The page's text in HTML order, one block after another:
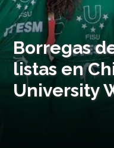
Borregas
listas en
University